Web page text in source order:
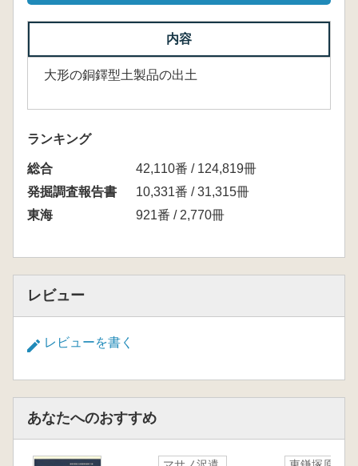
内容
大形の銅鐸型土製品の出土
ランキング
総合
42,110番 / 124,819冊
発掘調査報告書
10,331番 / 31,315冊
東海
921番 / 2,770冊
レビュー
レビューを書く
あなたへのおすすめ